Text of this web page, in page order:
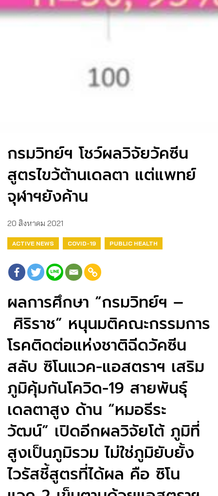
กรมวิทย์ฯ โชว์ผลวิจัยวัคซีน
สูตรไขว้ต้านเดลตา แต่แพทย์
จุฬาฯยังค้าน
20 สิงหาคม 2021
ACTIVE NEWS COVID-19 PUBLIC HEALTH
ผลการศึกษา “กรมวิทย์ฯ –
ศิริราช” หนุนมติคณะกรรมการ
โรคติดต่อแห่งชาติฉีดวัคซีน
สลับ ซิโนแวค-แอสตราฯ​ เสริม
ภูมิคุ้มกันโควิด-19 สายพันธุ์
เดลตาสูง ด้าน “หมอธีระ
วัฒน์” เปิดอีกผลวิจัยโต้ ภูมิที่
สูงเป็นภูมิรวม ไม่ใช่ภูมิยับยั้ง
ไวรัสชี้สูตรที่ได้ผล คือ ซิโน